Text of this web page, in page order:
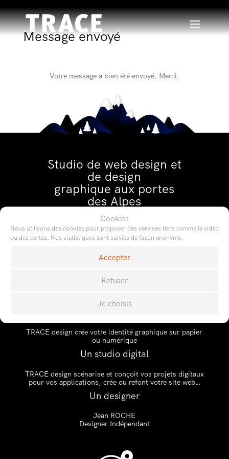
Cookies
Nous utilisons des cookies pour proposer des services tiers comme la vidéo
ou des cartes. Nos statistiques sont suivies de façon anonyme.
Accepter
Refuser
Je choisis
Message envoyé
Votre message a bien été envoyé. Merci.
Studio de web design et
de design
graphique aux portes
des Alpes

TRACE design crée votre identité graphique sur papier
ou numérique
Un studio digital
TRACE design scénarise et conçoit vos projets digitaux
pour vos applications, crée ou refont votre site web…
Un designer
Jean ROCHE
Designer Indépendant